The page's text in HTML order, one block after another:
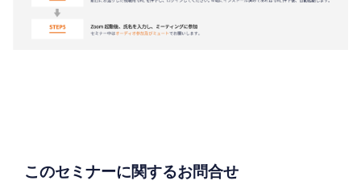
このセミナーに関するお問合せ